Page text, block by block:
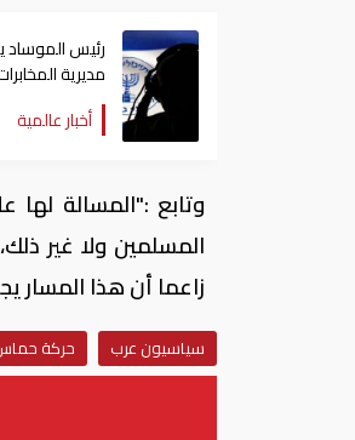
رئيس الموساد
مديرية
قسم إيران
أخبار عالمية
وتابع :"المسالة
المسلمين ولا غير
زاعما أن هذا المسار
سياسيون عرب حركة